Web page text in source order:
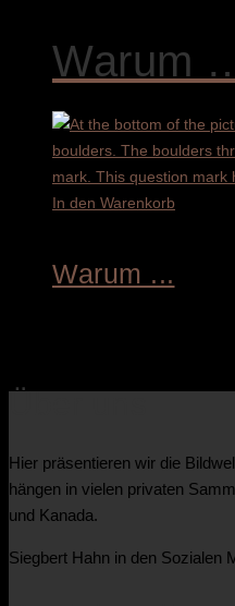
Warum
In den Warenkorb
Warum ...
Hier präsentieren wir die
hängen in vielen privaten
und Kanada.
Siegbert Hahn in den Sozialen